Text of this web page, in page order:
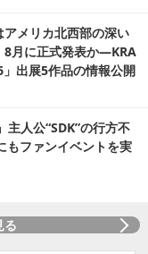
アメリカ北西部の深い
8月に正式発表か―KRA
出展5作品の情報公開
主人公“SDK”の行方不
もファンイベントを実
る